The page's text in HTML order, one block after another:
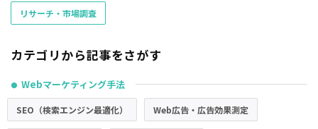
リサーチ・市場調査
カテゴリから記事をさがす
● Webマーケティング手法
SEO（検索エンジン最適化） Web広告・広告効果測定